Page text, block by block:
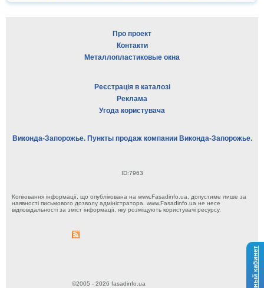
Личный кабинет
Про проект
Контакти
Металлопластиковые окна
Реєстрація в каталозі
Реклама
Угода користувача
Виконда-Запорожье. Пункты продаж компании Виконда-Запорожье.
ID:7963
Копіювання інформації, що опублікована на www.Fasadinfo.ua, допустиме лише за
наявності письмового дозволу адміністратора. www.Fasadinfo.ua не несе
відповідальності за зміст інформації, яку розміщують користувачі ресурсу.
©2005 - 2026 fasadinfo.ua